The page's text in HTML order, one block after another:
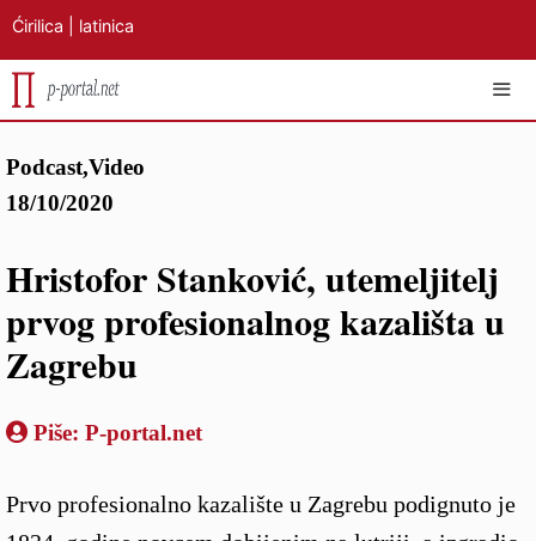
na
sadržaj
Ćirilica latinica
Podcast,Video
18/10/2020
Hristofor Stanković, utemeljitelj
prvog profesionalnog kazališta u
Zagrebu
Piše: P-portal.net
Prvo profesionalno kazalište u Zagrebu podignuto je